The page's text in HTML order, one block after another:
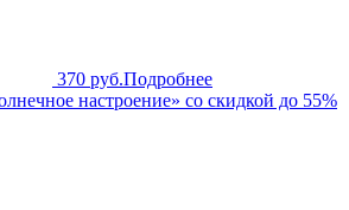
370 руб.Подробнее
настроение» со скидкой до 55%